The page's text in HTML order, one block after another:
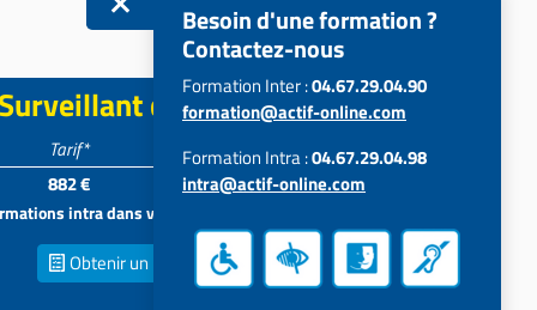
Activités Aquatiques : les...
de Baignade
Tarif*
882 €
Participants
4 à 12
intra dans vos locaux
Obtenir un Devis inter
Besoin d'une formation ?
Contactez-nous
Formation Inter :04.67.29.04.90
formation@actif-online.com
Formation Intra :04.67.29.04.98
intra@actif-online.com